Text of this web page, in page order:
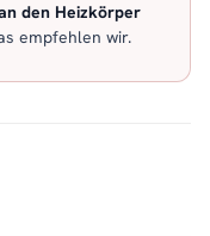
den Heizkörper
empfehlen wir.